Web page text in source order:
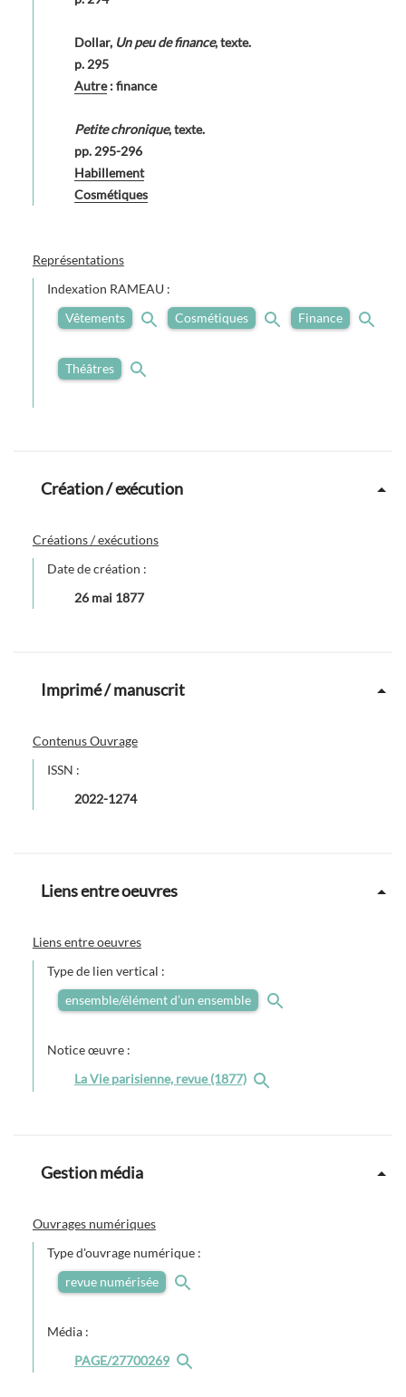
Dollar, Un peu de finance, texte.
p. 295
Autre: finance
Petite chronique, texte.
pp. 295-296
Habillement
Cosmétiques
Représentations
Indexation RAMEAU :
Vêtements
Cosmétiques Finance
Théâtres
Création / exécution
Créations / exécutions
Date de création :
26 mai 1877
Imprimé / manuscrit
Contenus Ouvrage
ISSN :
2022-1274
Liens entre oeuvres
Liens entre oeuvres
Type de lien vertical :
ensemble/élément d’un ensemble
Notice œuvre :
La Vie parisienne, revue (1877)
Gestion média
Ouvrages numériques
Type d'ouvrage numérique :
revue numérisée
Média :
PAGE/27700269